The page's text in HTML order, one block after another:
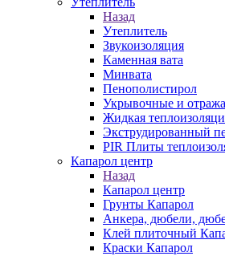
Назад
Утеплитель
Звукоизоляция
Каменная вата
Минвата
Пенополистирол
Укрывочные и
Жидкая
Экструдированный
PIR Плиты
Капарол центр
Назад
Капарол центр
Грунты Капарол
Анкера, дюбели,
Клей плиточный
Краски Капарол